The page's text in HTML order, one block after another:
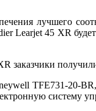
лучшего
Learjet 45 XR
заказчики
TFE731-20-
систему